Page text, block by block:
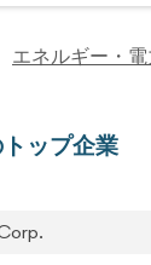
エネルギー・
ップ企業